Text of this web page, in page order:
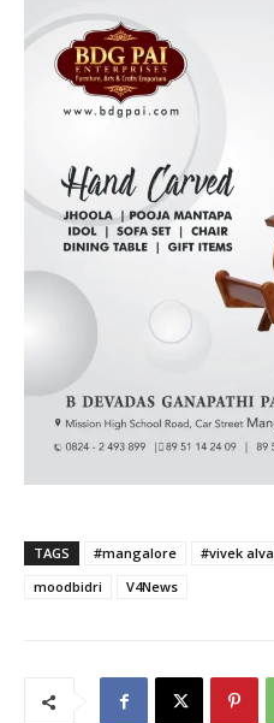
TAGS #mangalore #vivek alva
moodbidri
V4News